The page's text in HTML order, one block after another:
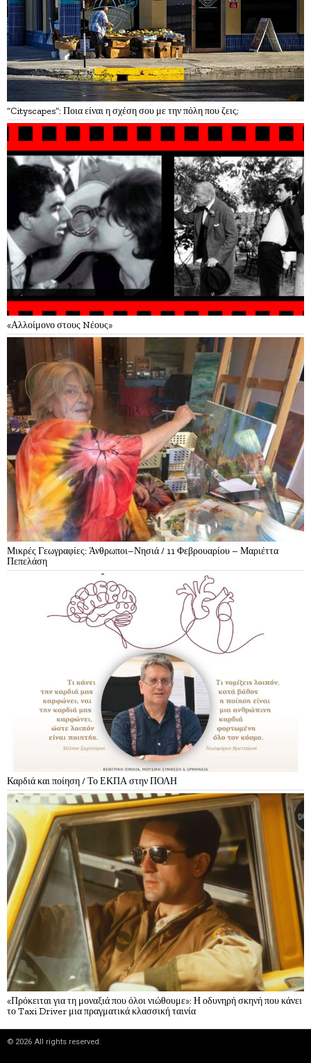
“Cityscapes”: Ποια είναι η σχέση σου με την πόλη που ζεις;
«Αλλοίμονο στους Nέους»
Μικρές Γεωγραφίες: Άνθρωποι–Νησιά / 11 Φεβρουαρίου – Μαριέττα
Πεπελάση
Καρδιά και ποίηση / Το ΕΚΠΑ στην ΠΟΛΗ
«Πρόκειται για τη μοναξιά που όλοι νιώθουμε»: Η οδυνηρή σκηνή που κάνει
το Taxi Driver μια πραγματικά κλασσική ταινία
© 2026 All rights reserved.